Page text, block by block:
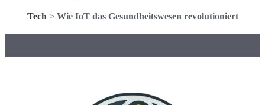
Tech > Wie IoT das Gesundheitswesen revolutioniert